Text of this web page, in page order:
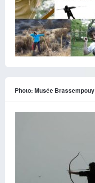
Photo: Musée Brassempouy